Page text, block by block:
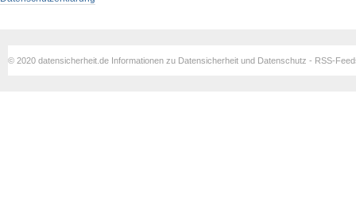
© 2020 datensicherheit.de Informationen zu Datensicherheit und Datenschutz - RSS-